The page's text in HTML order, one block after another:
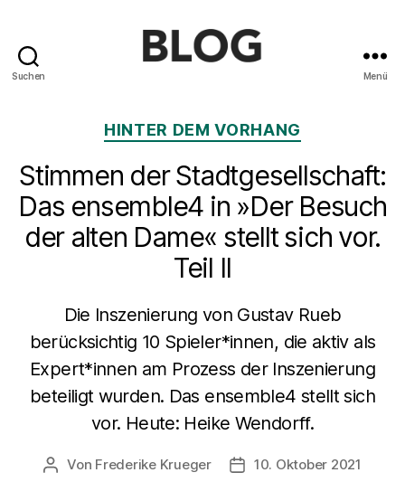
Suchen
Saarländischen
Menü
Kategorien
HINTER DEM VORHANG
Stimmen der Stadtgesellschaft:
Das ensemble4 in »Der Besuch
der alten Dame« stellt sich vor.
Teil II
Die Inszenierung von Gustav Rueb
berücksichtig 10 Spieler*innen, die aktiv als
Expert*innen am Prozess der Inszenierung
beteiligt wurden. Das ensemble4 stellt sich
vor. Heute: Heike Wendorff.
Beitragsautor
Von Frederike Krueger Beitragsdatum
10. Oktober 2021